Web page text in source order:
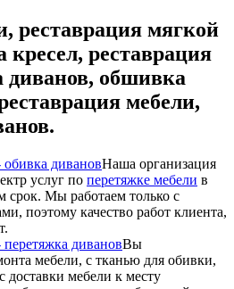
реставрация мягкой
реставрация
диванов, обшивка
мебели,
Наша организация
услуг по перетяжке мебели в
срок. Мы работаем только с
поэтому качество работ клиента,
Вы
мебели, с тканью для обивки,
доставки мебели к месту